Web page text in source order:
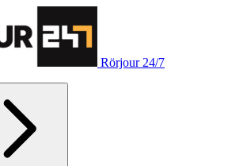
Rörjour 24/7